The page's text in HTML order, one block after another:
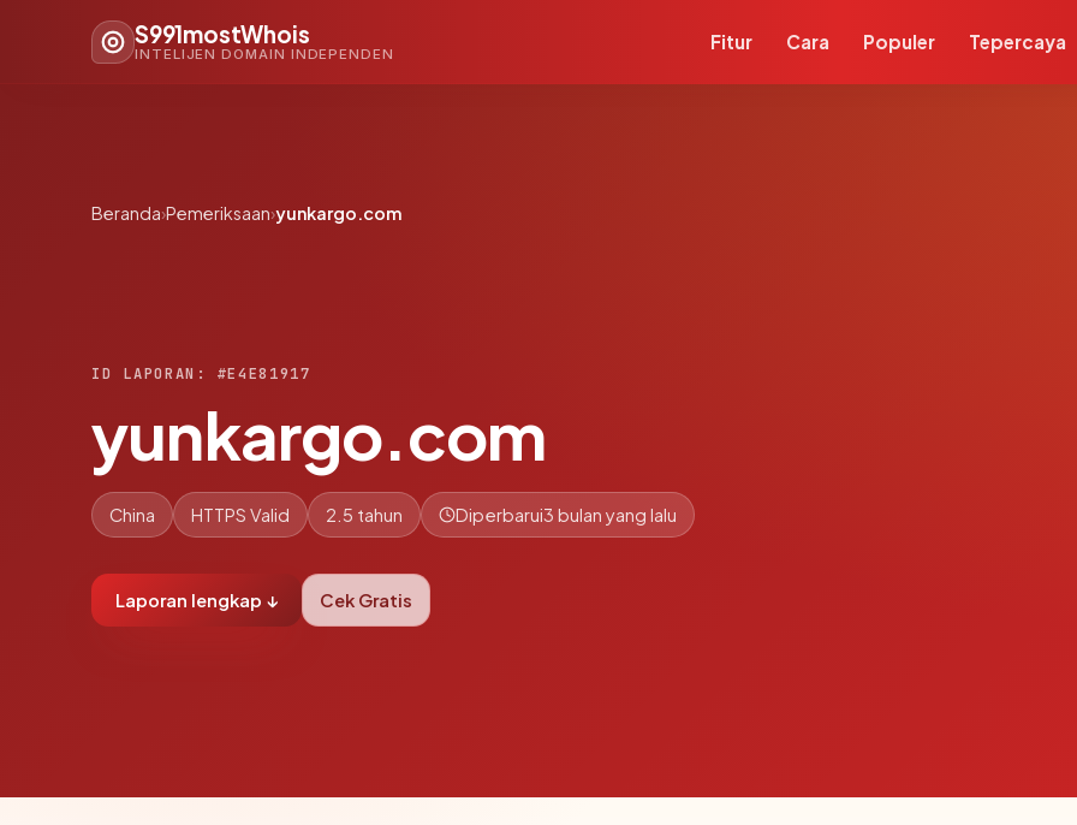
S991mostWhois
INTELIJEN DOMAIN INDEPENDEN
Fitur Cara Populer Tepercaya
Beranda›Pemeriksaan›yunkargo.com
ID LAPORAN: #E4E81917
yunkargo.com
China HTTPS Valid 2.5 tahun Diperbarui3 bulan yang lalu
Laporan lengkap ↓ Cek Gratis